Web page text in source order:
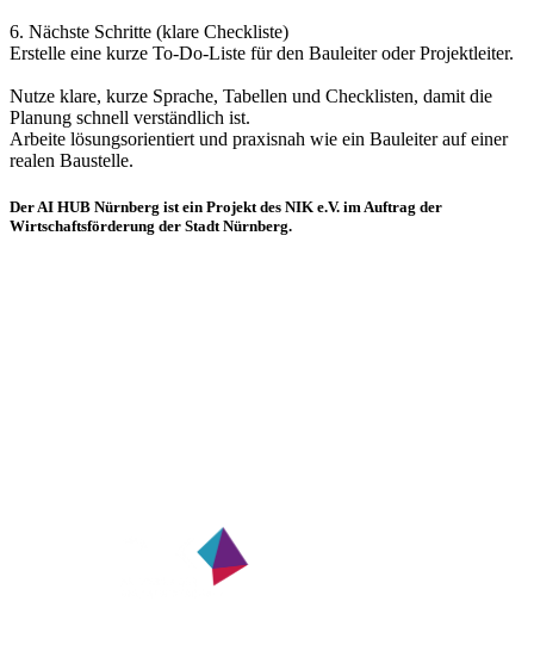
6. Nächste Schritte (klare Checkliste)
Erstelle eine kurze To-Do-Liste für den Bauleiter oder Projektleiter.
Nutze klare, kurze Sprache, Tabellen und Checklisten, damit die
Planung schnell verständlich ist.
Arbeite lösungsorientiert und praxisnah wie ein Bauleiter auf einer
realen Baustelle.
Der AI HUB Nürnberg ist ein Projekt des NIK e.V. im Auftrag der
Wirtschaftsförderung der Stadt Nürnberg.